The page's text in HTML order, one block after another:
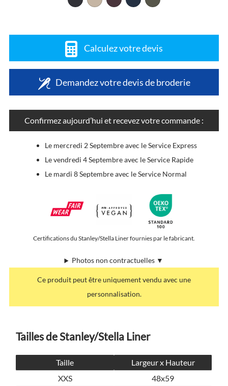
Calculez votre devis
Demandez votre devis de broderie
Confirmez aujourd’hui et recevez votre commande :
Le mercredi 2 Septembre avec le Service Express
Le vendredi 4 Septembre avec le Service Rapide
Le mardi 8 Septembre avec le Service Normal
Certifications du Stanley/Stella Liner fournies par le fabricant.
Photos non contractuelles ▼
Ce produit peut être uniquement vendu avec une
personnalisation.
Tailles de Stanley/Stella Liner
Taille
Largeur x Hauteur
XXS
48x59